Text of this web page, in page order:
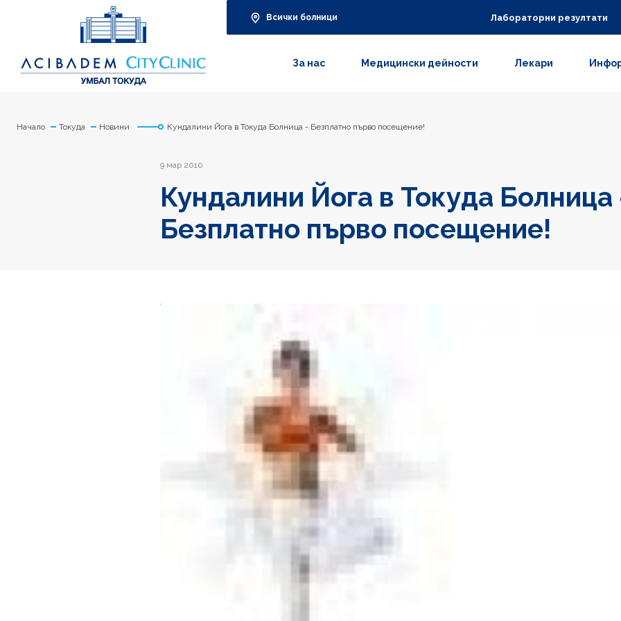
Всички болници Лабораторни резултати
За нас Медицински дейности Лекари
Начало Токуда Новини Кундалини Йога в Токуда Болница - Безплатно първо посещение!
9 мар 2010
Кундалини Йога в Токуда Болница
Безплатно първо посещение!